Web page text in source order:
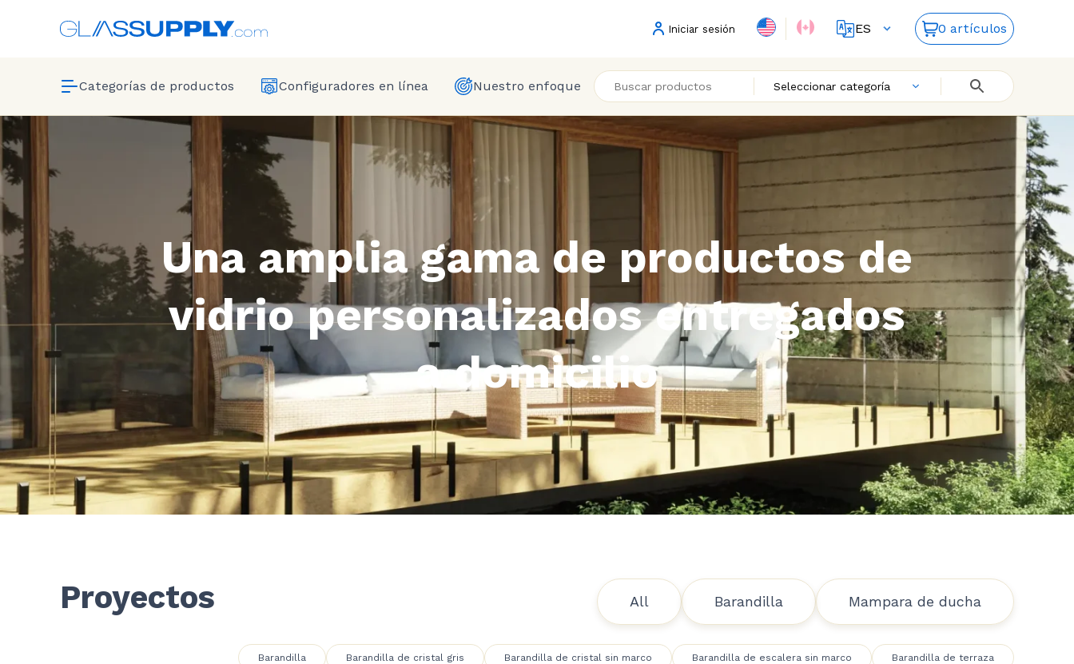
Iniciar sesión
ES
EN
0 artículos
Categorías de productos Configuradores en línea Nuestro enfoque Seleccionar categoría
Una amplia gama de productos de
vidrio personalizados entregados
a domicilio
Proyectos All Barandilla Mampara de ducha
Barandilla Barandilla de cristal gris Barandilla de cristal sin marco Barandilla de escalera sin marco Barandilla de terraza